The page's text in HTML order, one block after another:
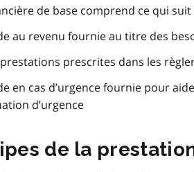
de base comprend ce qui suit
au revenu fournie au titre des
prescrites dans les
en cas d’urgence fournie pour
d’urgence
de la